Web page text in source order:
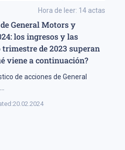
Hora de leer: 14 actas
General Motors y
los ingresos y las
de 2023 superan
viene a continuación?
de acciones de General
...
20.02.2024